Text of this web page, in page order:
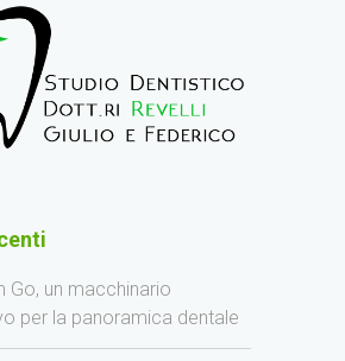
Go, un macchinario
per la panoramica dentale